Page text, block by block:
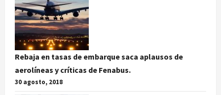
Rebaja en tasas de embarque saca aplausos de
aerolíneas y críticas de Fenabus.
30 agosto, 2018